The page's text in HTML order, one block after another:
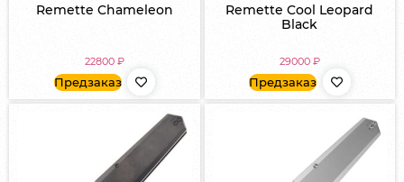
Remette Chameleon
22800 ₽
Предзаказ
Remette Cool Leopard
Black
29000 ₽
Предзаказ